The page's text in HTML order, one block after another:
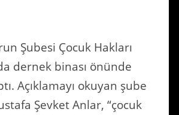
Şubesi Çocuk Hakları
dernek binası önünde
Açıklamayı okuyan şube
Şevket Anlar, “çocuk